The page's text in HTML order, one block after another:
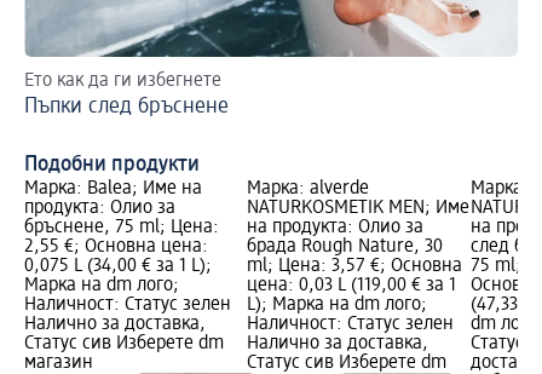
Ето как да ги избегнете
Пъпки след бръснене
Подобни продукти
Марка: Balea; Име на
продукта: Олио за
бръснене, 75 ml; Цена:
2,55 €; Основна цена:
0,075 L (34,00 € за 1 L);
Марка на dm лого;
Наличност: Статус зелен
Налично за доставка,
Статус сив Изберете dm
магазин
Марка: alverde
NATURKOSMETIK MEN; Име
на продукта: Олио за
брада Rough Nature, 30
ml; Цена: 3,57 €; Основна
цена: 0,03 L (119,00 € за 1
L); Марка на dm лого;
Наличност: Статус зелен
Налично за доставка,
Статус сив Изберете dm
Марка:
на
след
75 ml;
(47,33 €
dm
Статус